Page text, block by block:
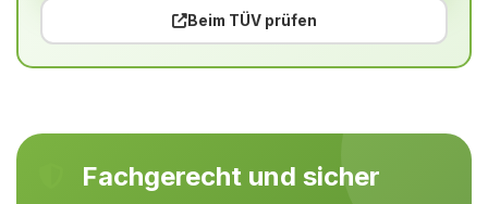
Beim TÜV prüfen
Fachgerecht und sicher